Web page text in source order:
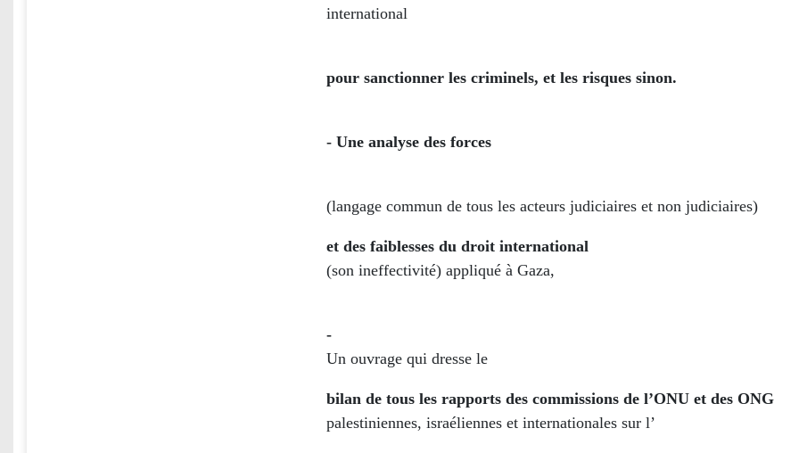
international
pour sanctionner les criminels, et les risques sinon.
- Une analyse des forces
(langage commun de tous les acteurs judiciaires et non judiciaires)
et des faiblesses du droit international
(son ineffectivité) appliqué à Gaza,
-
Un ouvrage qui dresse le
bilan de tous les rapports des commissions de l’ONU et des ONG
palestiniennes, israéliennes et internationales sur l’